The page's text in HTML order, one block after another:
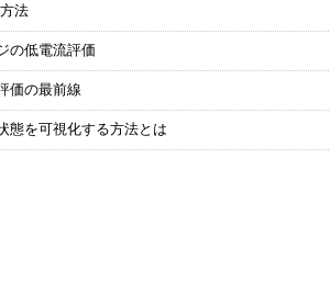
法
の低電流評価
価の最前線
態を可視化する方法とは